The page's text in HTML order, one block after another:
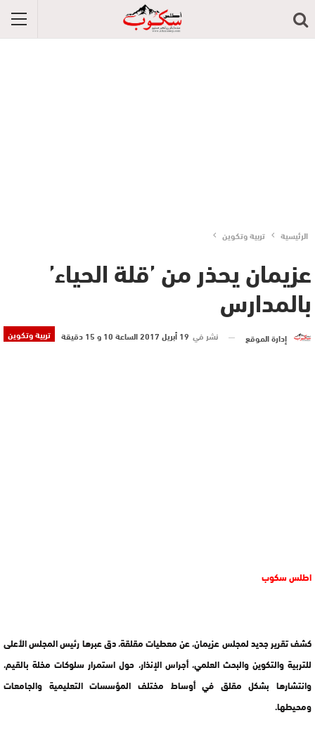
الرئيسية تربية وتكوين
عزيمان يحذر من ’قلة الحياء’
بالمدارس
تربية وتكوين إدارة الموقع نشر في 19 أبريل 2017 الساعة 10 و 15 دقيقة
اطلس سكوب
كشف تقرير جديد لمجلس عزيمان، عن معطيات مقلقة، دق عبرها رئيس المجلس الأعلى
للتربية والتكوين والبحث العلمي، أجراس الإنذار، حول استمرار سلوكات مخلة بالقيم،
وانتشارها بشكل مقلق في أوساط مختلف المؤسسات التعليمية والجامعات
ومحيطها.